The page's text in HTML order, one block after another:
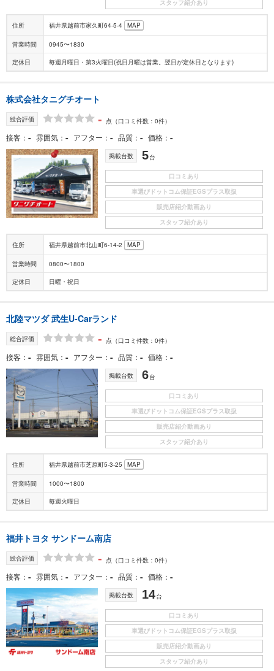
スタッフ紹介あり
住所 福井県越前市家久町64-5-4 MAP
営業時間 0945〜1830
定休日 毎週月曜日・第3火曜日(祝日月曜は営業。翌日が定休日となります)
株式会社タニグチオート
総合評価 - 点 （口コミ件数：0件）
接客 - 雰囲気 - アフター - 品質 - 価格 -
掲載台数 5台
口コミあり
車選びドットコム保証EGSプラス取扱
販売店紹介動画あり
スタッフ紹介あり
住所 福井県越前市北山町6-14-2 MAP
営業時間 0800〜1800
定休日 日曜・祝日
北陸マツダ 武生U-Carランド
総合評価 - 点 （口コミ件数：0件）
接客 - 雰囲気 - アフター - 品質 - 価格 -
掲載台数 6台
口コミあり
車選びドットコム保証EGSプラス取扱
販売店紹介動画あり
スタッフ紹介あり
住所 福井県越前市芝原町5-3-25 MAP
営業時間 1000〜1800
定休日 毎週火曜日
福井トヨタ サンドーム南店
総合評価 - 点 （口コミ件数：0件）
接客 - 雰囲気 - アフター - 品質 - 価格 -
掲載台数 14台
口コミあり
車選びドットコム保証EGSプラス取扱
販売店紹介動画あり
スタッフ紹介あり